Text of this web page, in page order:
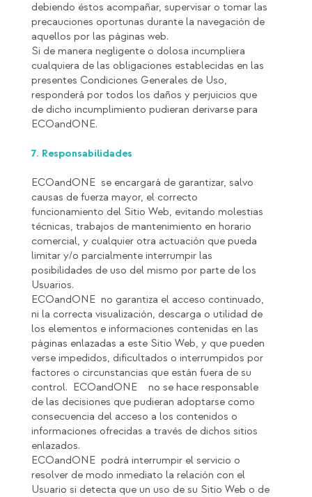
debiendo éstos acompañar, supervisar o tomar las
precauciones oportunas durante la navegación de
aquellos por las páginas web.
Si de manera negligente o dolosa incumpliera
cualquiera de las obligaciones establecidas en las
presentes Condiciones Generales de Uso,
responderá por todos los daños y perjuicios que
de dicho incumplimiento pudieran derivarse para
ECOandONE.
7. Responsabilidades
ECOandONE se encargará de garantizar, salvo
causas de fuerza mayor, el correcto
funcionamiento del Sitio Web, evitando molestias
técnicas, trabajos de mantenimiento en horario
comercial, y cualquier otra actuación que pueda
limitar y/o parcialmente interrumpir las
posibilidades de uso del mismo por parte de los
Usuarios.
ECOandONE no garantiza el acceso continuado,
ni la correcta visualización, descarga o utilidad de
los elementos e informaciones contenidas en las
páginas enlazadas a este Sitio Web, y que pueden
verse impedidos, dificultados o interrumpidos por
factores o circunstancias que están fuera de su
control. ECOandONE no se hace responsable
de las decisiones que pudieran adoptarse como
consecuencia del acceso a los contenidos o
informaciones ofrecidas a través de dichos sitios
enlazados.
ECOandONE podrá interrumpir el servicio o
resolver de modo inmediato la relación con el
Usuario si detecta que un uso de su Sitio Web o de